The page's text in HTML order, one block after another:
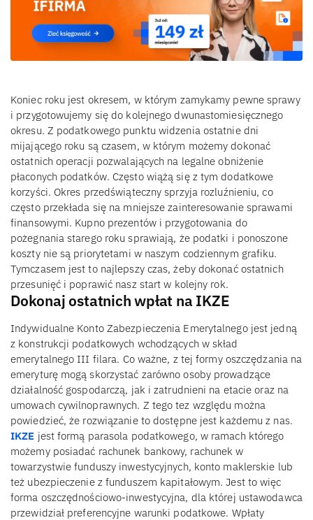
Koniec roku jest okresem, w którym zamykamy pewne sprawy
i przygotowujemy się do kolejnego dwunastomiesięcznego
okresu. Z podatkowego punktu widzenia ostatnie dni
mijającego roku są czasem, w którym możemy dokonać
ostatnich operacji pozwalających na legalne obniżenie
płaconych podatków. Często wiążą się z tym dodatkowe
korzyści. Okres przedświąteczny sprzyja rozluźnieniu, co
często przekłada się na mniejsze zainteresowanie sprawami
finansowymi. Kupno prezentów i przygotowania do
pożegnania starego roku sprawiają, że podatki i ponoszone
koszty nie są priorytetami w naszym codziennym grafiku.
Tymczasem jest to najlepszy czas, żeby dokonać ostatnich
przesunięć i poprawić nasz start w kolejny rok.
Dokonaj ostatnich wpłat na IKZE
Indywidualne Konto Zabezpieczenia Emerytalnego jest jedną
z konstrukcji podatkowych wchodzących w skład
emerytalnego III filara. Co ważne, z tej formy oszczędzania na
emeryturę mogą skorzystać zarówno osoby prowadzące
działalność gospodarczą, jak i zatrudnieni na etacie oraz na
umowach cywilnoprawnych. Z tego tez względu można
powiedzieć, że rozwiązanie to dostępne jest każdemu z nas.
IKZE jest formą parasola podatkowego, w ramach którego
możemy posiadać rachunek bankowy, rachunek w
towarzystwie funduszy inwestycyjnych, konto maklerskie lub
też ubezpieczenie z funduszem kapitałowym. Jest to więc
forma oszczędnościowo-inwestycyjna, dla której ustawodawca
przewidział preferencyjne warunki podatkowe. Wpłaty